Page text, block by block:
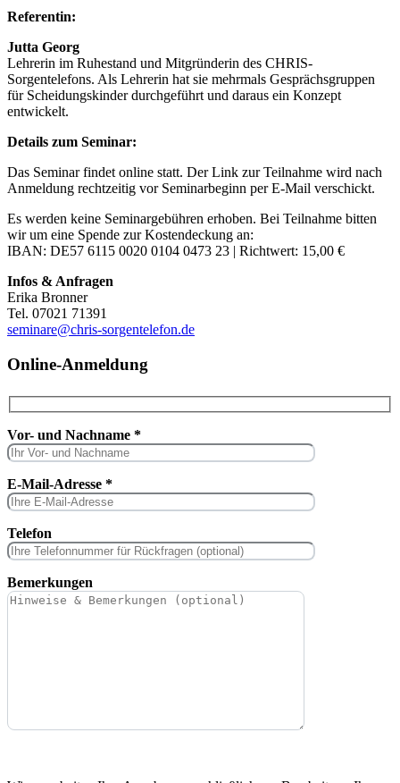
Referentin:
Jutta Georg
Lehrerin im Ruhestand und Mitgründerin des CHRIS-
Sorgentelefons. Als Lehrerin hat sie mehrmals Gesprächsgruppen
für Scheidungskinder durchgeführt und daraus ein Konzept
entwickelt.
Details zum Seminar:
Das Seminar findet online statt. Der Link zur Teilnahme wird nach
Anmeldung rechtzeitig vor Seminarbeginn per E-Mail verschickt.
Es werden keine Seminargebühren erhoben. Bei Teilnahme bitten
wir um eine Spende zur Kostendeckung an:
IBAN: DE57 6115 0020 0104 0473 23 | Richtwert: 15,00 €
Infos & Anfragen
Erika Bronner
Tel. 07021 71391
seminare@chris-sorgentelefon.de
Online-Anmeldung
Vor- und Nachname *
E-Mail-Adresse *
Telefon
Bemerkungen